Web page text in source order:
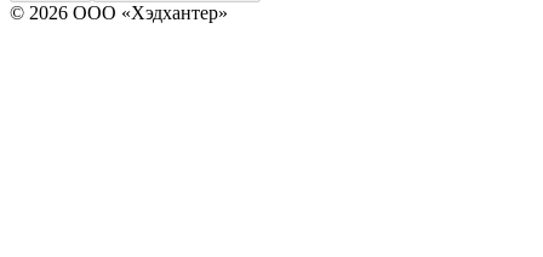
© 2026 ООО «Хэдхантер»